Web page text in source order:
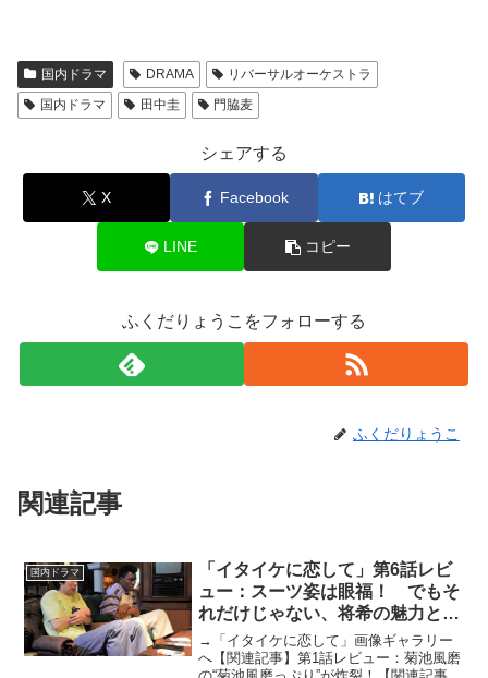
国内ドラマ DRAMA
リバーサルオーケストラ
国内ドラマ
田中圭 門脇麦
シェアする
X Facebook はてブ
LINE コピー
ふくだりょうこをフォローする
ふくだりょうこ
関連記事
国内ドラマ
「イタイケに恋して」第6話レビ
ュー：スーツ姿は眼福！ でもそ
れだけじゃない、将希の魅力と
は？（※ストーリーネタバレあ
り）
→「イタイケに恋して」画像ギャラリー
へ【関連記事】第1話レビュー：菊池風磨